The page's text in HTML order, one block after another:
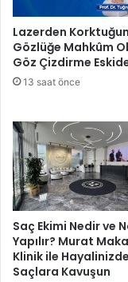
t
a
p
s
o
a
d
o
ğ
r
u
n
o
d
a
j
k
u
y
u
s
u
d
Lazerden
Gözlüğe Mahkûm
Göz Çizdirme
13 saat önce
Saç Ekimi Nedir ve
Yapılır? Murat
Klinik ile
Saçlara Kavuşun